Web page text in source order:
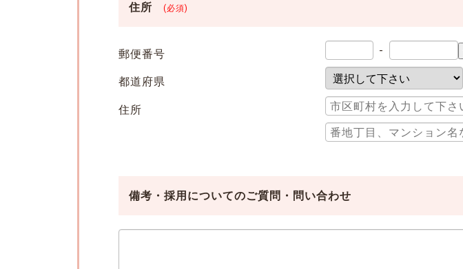
住所 (必須)
郵便番号 -
都道府県
住所
備考・採用についてのご質問・問い合わせ